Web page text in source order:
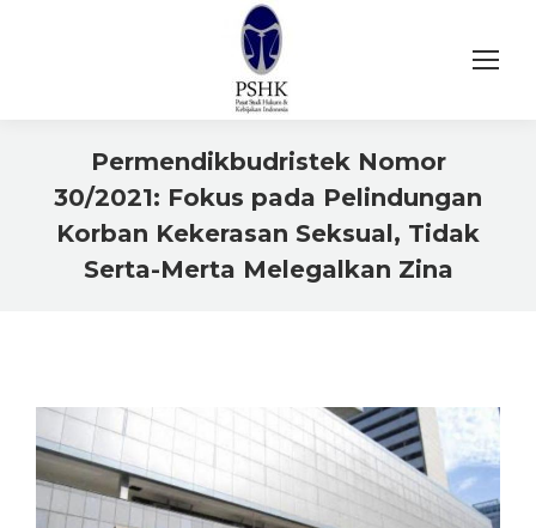
Permendikbudristek Nomor
30/2021: Fokus pada Pelindungan
Korban Kekerasan Seksual, Tidak
Serta-Merta Melegalkan Zina